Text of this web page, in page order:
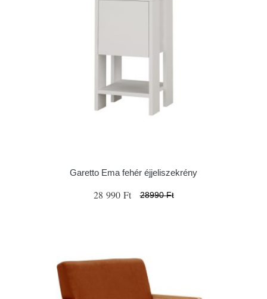
Garetto Ema fehér éjjeliszekrény
28 990 Ft 28990 Ft